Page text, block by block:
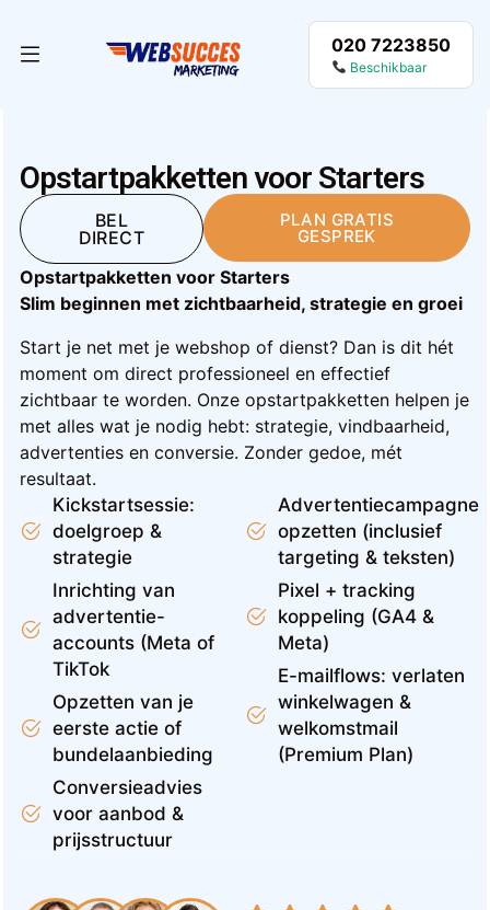
020 7223850
Beschikbaar
Opstartpakketten voor Starters
BEL
DIRECT
PLAN GRATIS
GESPREK
Opstartpakketten voor Starters
Slim beginnen met zichtbaarheid, strategie en groei
Start je net met je webshop of dienst? Dan is dit hét
moment om direct professioneel en effectief
zichtbaar te worden. Onze opstartpakketten helpen je
met alles wat je nodig hebt: strategie, vindbaarheid,
advertenties en conversie. Zonder gedoe, mét
resultaat.
Kickstartsessie:
doelgroep &
strategie
Inrichting van
advertentie-
accounts (Meta of
TikTok
Opzetten van je
eerste actie of
bundelaanbieding
Conversieadvies
voor aanbod &
prijsstructuur
Advertentiecampagne
opzetten (inclusief
targeting & teksten)
Pixel + tracking
koppeling (GA4 &
Meta)
E-mailflows: verlaten
winkelwagen &
welkomstmail
(Premium Plan)